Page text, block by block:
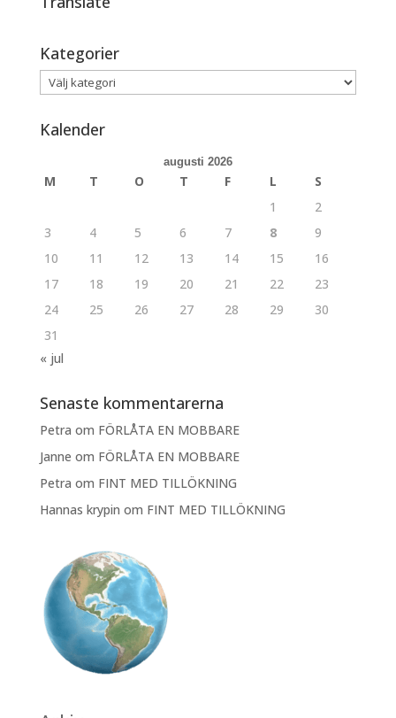
Kategorier
Kategorier
Kalender
augusti 2026
M T O T F L
S
1
2
3
4 5 6 7 8
9
10
11 12 13 14 15
16
17
18 19 20 21 22
23
24
25 26 27 28 29
30
31
« jul
Senaste kommentarerna
Petra om FÖRLÅTA EN MOBBARE
Janne om FÖRLÅTA EN MOBBARE
Petra om FINT MED TILLÖKNING
Hannas krypin om FINT MED TILLÖKNING